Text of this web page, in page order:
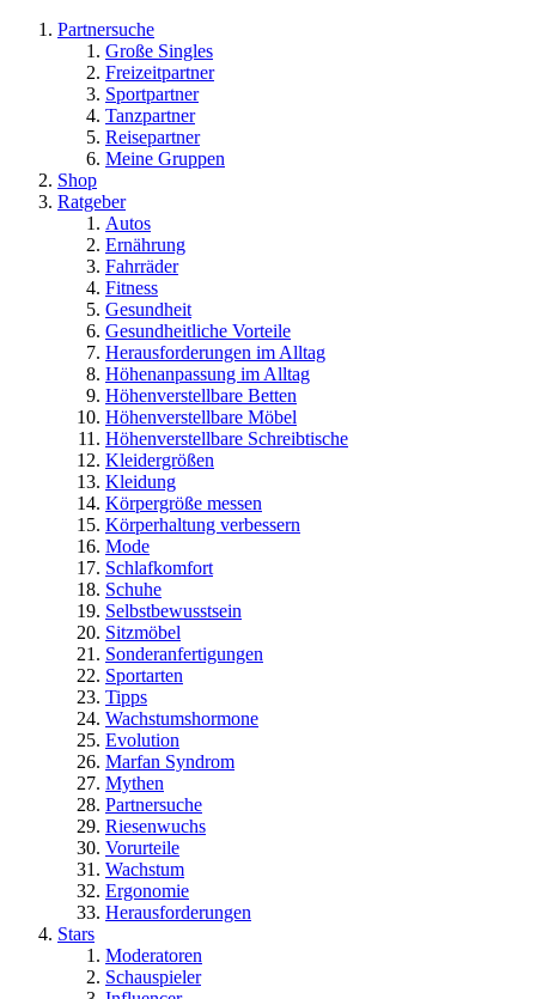
Partnersuche
Große Singles
Freizeitpartner
Sportpartner
Tanzpartner
Reisepartner
Meine Gruppen
Shop
Ratgeber
Autos
Ernährung
Fahrräder
Fitness
Gesundheit
Gesundheitliche Vorteile
Herausforderungen im Alltag
Höhenanpassung im Alltag
Höhenverstellbare Betten
Höhenverstellbare Möbel
Höhenverstellbare Schreibtische
Kleidergrößen
Kleidung
Körpergröße messen
Körperhaltung verbessern
Mode
Schlafkomfort
Schuhe
Selbstbewusstsein
Sitzmöbel
Sonderanfertigungen
Sportarten
Tipps
Wachstumshormone
Evolution
Marfan Syndrom
Mythen
Partnersuche
Riesenwuchs
Vorurteile
Wachstum
Ergonomie
Herausforderungen
Stars
Moderatoren
Schauspieler